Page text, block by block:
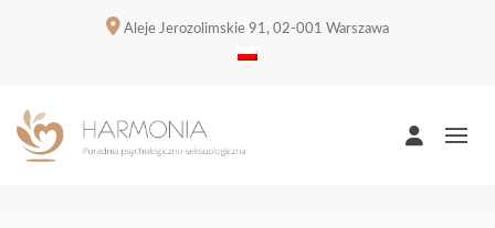
Aleje Jerozolimskie 91, 02-001 Warszawa